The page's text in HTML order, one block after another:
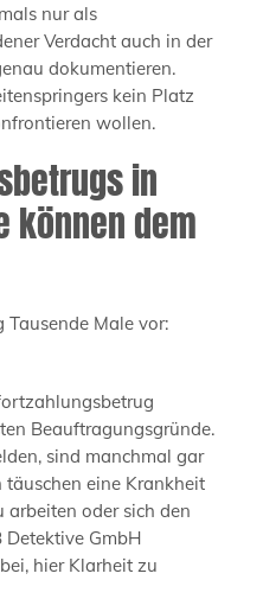
nur als
Verdacht auch in der
dokumentieren.
kein Platz
wollen.
in
können dem
Tausende Male vor:
Beauftragungsgründe.
sind manchmal gar
eine Krankheit
arbeiten oder sich den
Detektive GmbH
hier Klarheit zu